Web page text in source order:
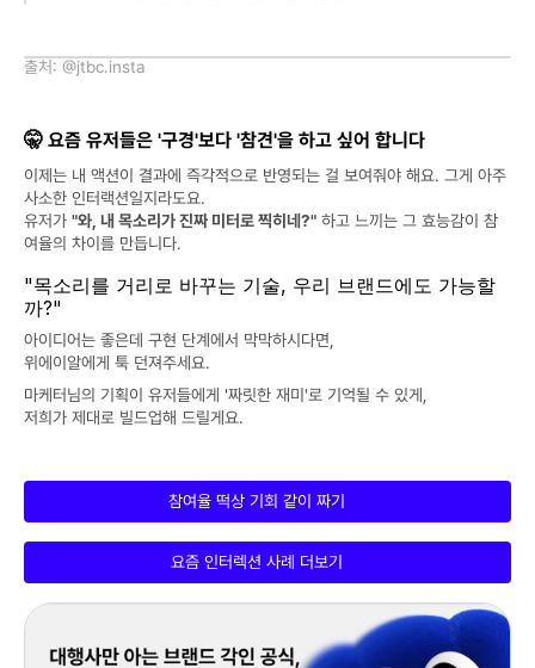
출처: @jtbc.insta
🤫 요즘 유저들은 '구경'보다 '참견'을 하고 싶어 합니다
이제는 내 액션이 결과에 즉각적으로 반영되는 걸 보여줘야 해요. 그게 아주
사소한 인터랙션일지라도요.
유저가 "와, 내 목소리가 진짜 미터로 찍히네?" 하고 느끼는 그 효능감이 참
여율의 차이를 만듭니다.
"목소리를 거리로 바꾸는 기술, 우리 브랜드에도 가능할
까?"
아이디어는 좋은데 구현 단계에서 막막하시다면,
위에이알에게 툭 던져주세요.
마케터님의 기획이 유저들에게 '짜릿한 재미'로 기억될 수 있게,
저희가 제대로 빌드업해 드릴게요.
참여율 떡상 기회 같이 짜기
요즘 인터렉션 사례 더보기